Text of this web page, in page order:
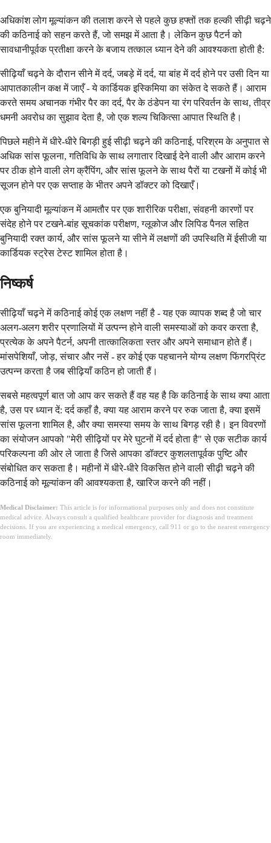
अधिकांश लोग मूल्यांकन की तलाश करने से पहले कुछ हफ्तों तक हल्की सीढ़ी चढ़ने
की कठिनाई को सहन करते हैं, जो समझ में आता है। लेकिन कुछ पैटर्न को
सावधानीपूर्वक प्रतीक्षा करने के बजाय तत्काल ध्यान देने की आवश्यकता होती है:
सीढ़ियाँ चढ़ने के दौरान सीने में दर्द, जबड़े में दर्द, या बांह में दर्द होने पर उसी दिन या
आपातकालीन कक्ष में जाएँ - ये कार्डियक इस्किमिया का संकेत दे सकते हैं। आराम
करते समय अचानक गंभीर पैर का दर्द, पैर के ठंडेपन या रंग परिवर्तन के साथ, तीव्र
धमनी अवरोध का सुझाव देता है, जो एक शल्य चिकित्सा आपात स्थिति है।
पिछले महीने में धीरे-धीरे बिगड़ी हुई सीढ़ी चढ़ने की कठिनाई, परिश्रम के अनुपात से
अधिक सांस फूलना, गतिविधि के साथ लगातार दिखाई देने वाली और आराम करने
पर ठीक होने वाली लेग क्रैंपिंग, और सांस फूलने के साथ पैरों या टखनों में कोई भी
सूजन होने पर एक सप्ताह के भीतर अपने डॉक्टर को दिखाएँ।
एक बुनियादी मूल्यांकन में आमतौर पर एक शारीरिक परीक्षा, संवहनी कारणों पर
संदेह होने पर टखने-बांह सूचकांक परीक्षण, ग्लूकोज और लिपिड पैनल सहित
बुनियादी रक्त कार्य, और सांस फूलने या सीने में लक्षणों की उपस्थिति में ईसीजी या
कार्डियक स्ट्रेस टेस्ट शामिल होता है।
निष्कर्ष
सीढ़ियाँ चढ़ने में कठिनाई कोई एक लक्षण नहीं है - यह एक व्यापक शब्द है जो चार
अलग-अलग शरीर प्रणालियों में उत्पन्न होने वाली समस्याओं को कवर करता है,
प्रत्येक के अपने पैटर्न, अपनी तात्कालिकता स्तर और अपने समाधान होते हैं।
मांसपेशियाँ, जोड़, संचार और नसें - हर कोई एक पहचानने योग्य लक्षण फिंगरप्रिंट
उत्पन्न करता है जब सीढ़ियाँ कठिन हो जाती हैं।
सबसे महत्वपूर्ण बात जो आप कर सकते हैं वह यह है कि कठिनाई के साथ क्या आता
है, उस पर ध्यान दें: दर्द कहाँ है, क्या यह आराम करने पर रुक जाता है, क्या इसमें
सांस फूलना शामिल है, और क्या समस्या समय के साथ बिगड़ रही है। इन विवरणों
का संयोजन आपको "मेरी सीढ़ियों पर मेरे घुटनों में दर्द होता है" से एक सटीक कार्य
परिकल्पना की ओर ले जाता है जिसे आपका डॉक्टर कुशलतापूर्वक पुष्टि और
संबोधित कर सकता है। महीनों में धीरे-धीरे विकसित होने वाली सीढ़ी चढ़ने की
कठिनाई को मूल्यांकन की आवश्यकता है, खारिज करने की नहीं।
Medical Disclaimer: This article is for informational purposes only and does not constitute
medical advice. Always consult a qualified healthcare provider for diagnosis and treatment
decisions. If you are experiencing a medical emergency, call 911 or go to the nearest emergency
room immediately.